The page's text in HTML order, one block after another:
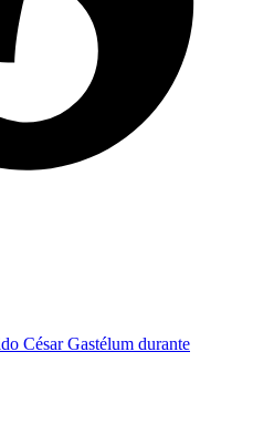
César Gastélum durante